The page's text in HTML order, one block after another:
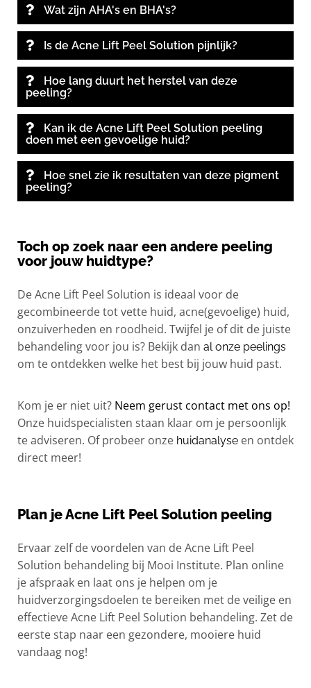
Wat zijn AHA's en BHA's?
Is de Acne Lift Peel Solution pijnlijk?
Hoe lang duurt het herstel van deze
peeling?
Kan ik de Acne Lift Peel Solution peeling
doen met een gevoelige huid?
Hoe snel zie ik resultaten van deze pigment
peeling?
Toch op zoek naar een andere peeling
voor jouw huidtype?
De Acne Lift Peel Solution is ideaal voor de
gecombineerde tot vette huid, acne(gevoelige) huid,
onzuiverheden en roodheid. Twijfel je of dit de juiste
behandeling voor jou is? Bekijk dan al onze peelings
om te ontdekken welke het best bij jouw huid past.
Kom je er niet uit? Neem gerust contact met ons op!
Onze huidspecialisten staan klaar om je persoonlijk
te adviseren. Of probeer onze huidanalyse en ontdek
direct meer!
Plan je Acne Lift Peel Solution peeling
Ervaar zelf de voordelen van de Acne Lift Peel
Solution behandeling bij Mooi Institute. Plan online
je afspraak en laat ons je helpen om je
huidverzorgingsdoelen te bereiken met de veilige en
effectieveAcne Lift Peel Solution behandeling. Zet de
eerste stap naar een gezondere, mooiere huid
vandaag nog!